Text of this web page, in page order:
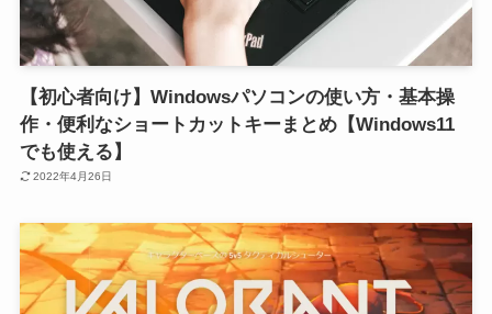
【初心者向け】Windowsパソコンの使い方・基本操
作・便利なショートカットキーまとめ【Windows11
でも使える】
2022年4月26日